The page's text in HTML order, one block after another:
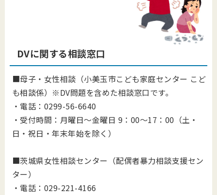
DVに関する相談窓口
■母子・女性相談（小美玉市こども家庭センター こど
も相談係）※DV問題を含めた相談窓口です。
・電話：0299-56-6640
・受付時間：月曜日～金曜日 9：00～17：00（土・
日・祝日・年末年始を除く）
■茨城県女性相談センター（配偶者暴力相談支援セン
ター）
・電話：029-221-4166